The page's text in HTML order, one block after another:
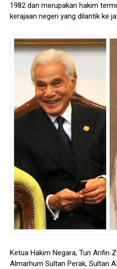
1982 dan merupakan hakim
kerajaan negeri yang dilantik ke
Ketua Hakim Negara, Tun Arifin
Almarhum Sultan Perak, Sultan